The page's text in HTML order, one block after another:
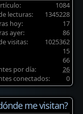
1084
1345228
lecturas:
17
hoy:
86
ayer:
1025362
visitas:
15
66
26
por día:
0
conectados:
me visitan?